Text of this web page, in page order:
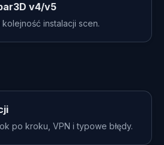
v4/v5
instalacji scen.
po kroku, VPN i typowe błędy.